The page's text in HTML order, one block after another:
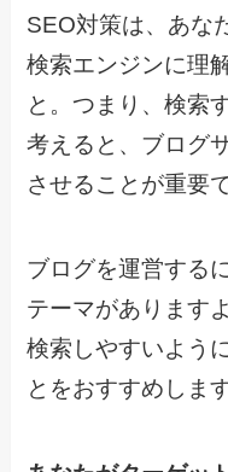
SEO対策は、あな
検索エンジンに理
と。つまり、検索
考えると、ブログ
させることが重要
ブログを運営する
テーマがあります
検索しやすいよう
とをおすすめします